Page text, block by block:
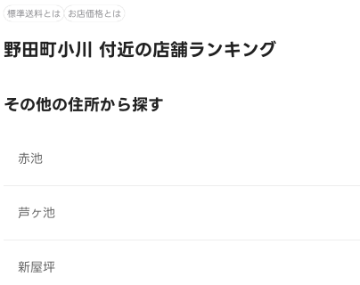
標準送料とは お店価格とは
野田町小川 付近の店舗ランキング
その他の住所から探す
赤池
芦ヶ池
新屋坪